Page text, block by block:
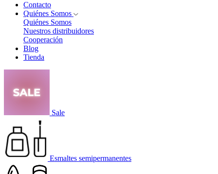
Contacto
Quiénes Somos
Quiénes Somos
Nuestros distribuidores
Cooperación
Blog
Tienda
Sale
Esmaltes semipermanentes